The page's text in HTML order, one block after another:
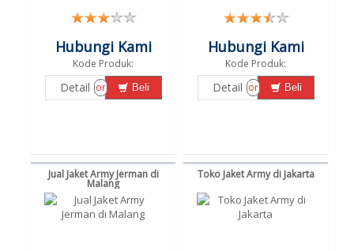
Hubungi Kami
Kode Produk:
Detail or Beli
Hubungi Kami
Kode Produk:
Detail or Beli
Jual Jaket Army Jerman di
Malang
Toko Jaket Army di Jakarta